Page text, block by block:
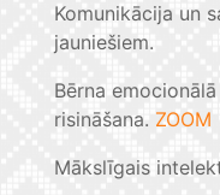
Komunikācija un
jauniešiem.
Bērna
risināšana. ZOOM
Mākslīgais